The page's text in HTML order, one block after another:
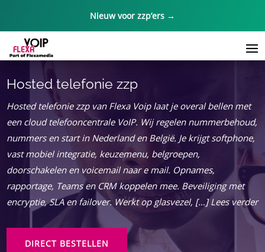
Nieuw voor zzp’ers →
Hosted telefonie zzp
Hosted telefonie zzp van Flexa Voip laat je overal bellen met
een cloud telefooncentrale VoIP. Wij regelen nummerbehoud,
nummers en start in Nederland en België. Je krijgt softphone,
vast mobiel integratie, keuzemenu, belgroepen,
doorschakelen en voicemail naar e mail. Opnames,
rapportage, Teams en CRM koppelen mee. Beveiliging met
encryptie, SLA en failover. Werkt op glasvezel, […] Lees verder
DIRECT BESTELLEN